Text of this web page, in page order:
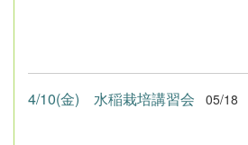
4/10(金) 水稲栽培講習会 05/18